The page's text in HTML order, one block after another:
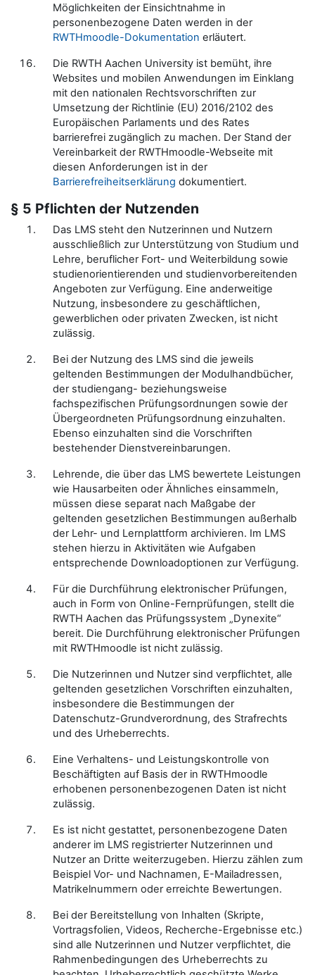
Möglichkeiten der Einsichtnahme in
personenbezogene Daten werden in der
RWTHmoodle-Dokumentation erläutert.
Die RWTH Aachen University ist bemüht, ihre
Websites und mobilen Anwendungen im Einklang
mit den nationalen Rechtsvorschriften zur
Umsetzung der Richtlinie (EU) 2016/2102 des
Europäischen Parlaments und des Rates
barrierefrei zugänglich zu machen. Der Stand der
Vereinbarkeit der RWTHmoodle-Webseite mit
diesen Anforderungen ist in der
Barrierefreiheitserklärung dokumentiert.
§ 5 Pflichten der Nutzenden
Das LMS steht den Nutzerinnen und Nutzern
ausschließlich zur Unterstützung von Studium und
Lehre, beruflicher Fort- und Weiterbildung sowie
studienorientierenden und studienvorbereitenden
Angeboten zur Verfügung. Eine anderweitige
Nutzung, insbesondere zu geschäftlichen,
gewerblichen oder privaten Zwecken, ist nicht
zulässig.
Bei der Nutzung des LMS sind die jeweils
geltenden Bestimmungen der Modulhandbücher,
der studiengang- beziehungsweise
fachspezifischen Prüfungsordnungen sowie der
Übergeordneten Prüfungsordnung einzuhalten.
Ebenso einzuhalten sind die Vorschriften
bestehender Dienstvereinbarungen.
Lehrende, die über das LMS bewertete Leistungen
wie Hausarbeiten oder Ähnliches einsammeln,
müssen diese separat nach Maßgabe der
geltenden gesetzlichen Bestimmungen außerhalb
der Lehr- und Lernplattform archivieren. Im LMS
stehen hierzu in Aktivitäten wie Aufgaben
entsprechende Downloadoptionen zur Verfügung.
Für die Durchführung elektronischer Prüfungen,
auch in Form von Online-Fernprüfungen, stellt die
RWTH Aachen das Prüfungssystem „Dynexite“
bereit. Die Durchführung elektronischer Prüfungen
mit RWTHmoodle ist nicht zulässig.
Die Nutzerinnen und Nutzer sind verpflichtet, alle
geltenden gesetzlichen Vorschriften einzuhalten,
insbesondere die Bestimmungen der
Datenschutz-Grundverordnung, des Strafrechts
und des Urheberrechts.
Eine Verhaltens- und Leistungskontrolle von
Beschäftigten auf Basis der in RWTHmoodle
erhobenen personenbezogenen Daten ist nicht
zulässig.
Es ist nicht gestattet, personenbezogene Daten
anderer im LMS registrierter Nutzerinnen und
Nutzer an Dritte weiterzugeben. Hierzu zählen zum
Beispiel Vor- und Nachnamen, E-Mailadressen,
Matrikelnummern oder erreichte Bewertungen.
Bei der Bereitstellung von Inhalten (Skripte,
Vortragsfolien, Videos, Recherche-Ergebnisse etc.)
sind alle Nutzerinnen und Nutzer verpflichtet, die
Rahmenbedingungen des Urheberrechts zu